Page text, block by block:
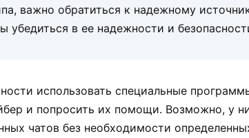
важно обратиться к надежному
убедиться в ее надежности и
использовать специальные
и попросить их помощи. Возможно, у
чатов без необходимости